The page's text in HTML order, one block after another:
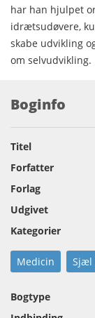
har han hjulpet
idrætsudøvere,
skabe udvikling
om selvudvikling.
Boginfo
Titel
Forfatter
Forlag
Udgivet
Kategorier
Medicin Sjæl
Bogtype